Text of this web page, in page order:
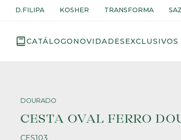
D.FILIPA KOSHER TRANSFORMA
CATÁLOGONOVIDADESEXCLUSIVOS
DOURADO
CESTA OVAL FERRO
CES103